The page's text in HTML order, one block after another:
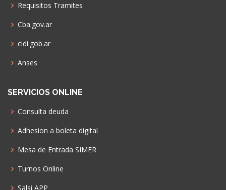
Requisitos Tramites
Cba.gov.ar
cidi.gob.ar
Anses
SERVICIOS ONLINE
Consulta deuda
Adhesion a boleta digital
Mesa de Entrada SIMER
Turnos Online
Salsi APP